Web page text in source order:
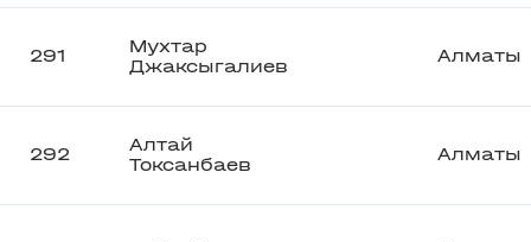
291
Мухтар
Джаксыгалиев
Алматы
292
Алтай
Токсанбаев
Алматы